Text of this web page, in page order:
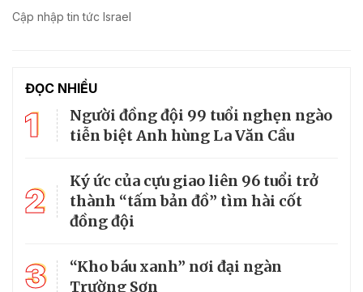
Cập nhập tin tức Israel
ĐỌC NHIỀU
1
Người đồng đội 99 tuổi nghẹn ngào
tiễn biệt Anh hùng La Văn Cầu
2
Ký ức của cựu giao liên 96 tuổi trở
thành “tấm bản đồ” tìm hài cốt
đồng đội
3
“Kho báu xanh” nơi đại ngàn
Trường Sơn